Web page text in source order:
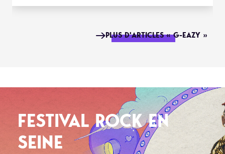
PLUS D'ARTICLES « G-EAZY »
FESTIVAL ROCK EN
SEINE